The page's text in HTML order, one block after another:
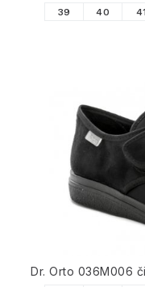
39 40
Dr. Orto 036M006